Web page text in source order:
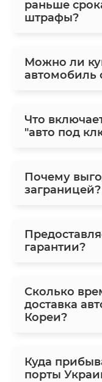
раньше
штрафы?
Можно ли
автомобиль
Что
"авто под
Почему
заграницей?
гарантии?
Сколько
доставка
Кореи?
Куда
порты